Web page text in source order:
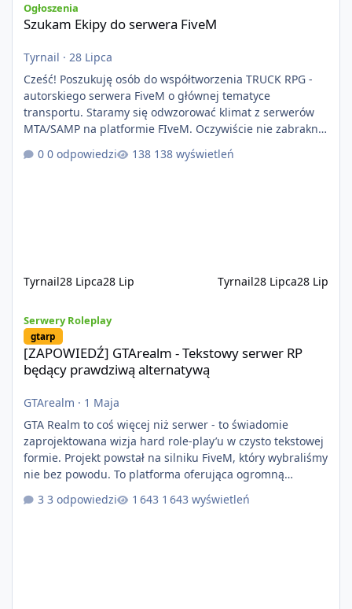
Ogłoszenia
Szukam Ekipy do serwera FiveM
Tyrnail · 28 Lipca
Cześć! Poszukuję osób do współtworzenia TRUCK RPG -
autorskiego serwera FiveM o głównej tematyce
transportu. Staramy się odwzorować klimat z serwerów
MTA/SAMP na platformie FIveM. Oczywiście nie zabraknie
kontentu dla graczy którzy chcą robić coś innego niż
jeździć ciężarówką. Projekt tworzony jest od podstaw z
0 odpowiedzi 138 wyświetleń
Tyrnail28 Lipca28 Lip Tyrnail28 Lipca28 Lip
Serwery Roleplay
gtarp
[ZAPOWIEDŹ] GTArealm - Tekstowy serwer RP
będący prawdziwą alternatywą
GTArealm · 1 Maja
GTA Realm to coś więcej niż serwer - to świadomie
zaprojektowana wizja hard role-play’u w czysto tekstowej
formie. Projekt powstał na silniku FiveM, który wybraliśmy
nie bez powodu. To platforma oferująca ogromną
elastyczność i znacznie szybszy rozwój systemów niż w
przypadku innych rozwiązań. Usprawniona
3 odpowiedzi 1 643 wyświetleń